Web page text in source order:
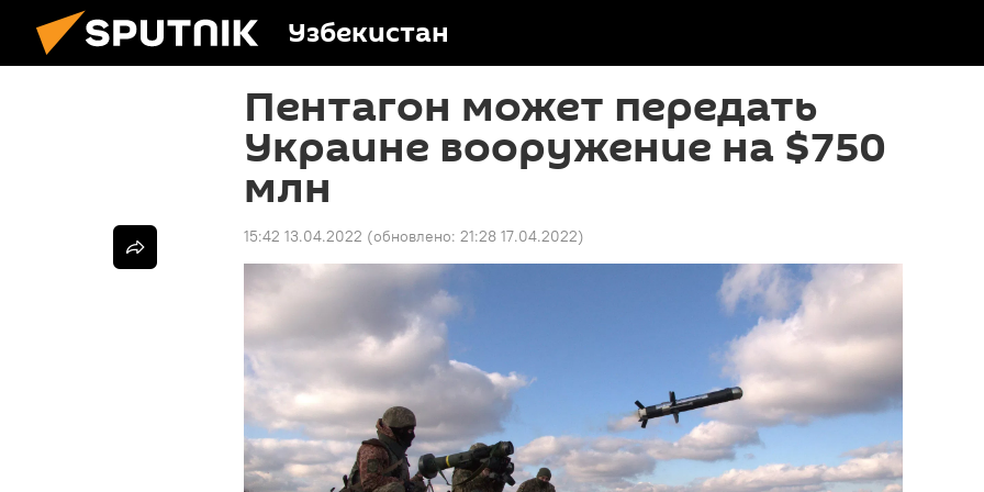
Узбекистан
Пентагон может передать
Украине вооружение на $750
млн
15:42 13.04.2022 (обновлено: 21:28 17.04.2022)